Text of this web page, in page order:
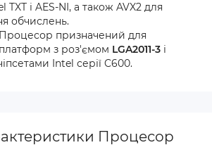
TXT і AES-NI, а також AVX2 для
обчислень.
Процесор призначений для
з роз'ємом LGA2011-3 і
Intel серії C600.
Процесор